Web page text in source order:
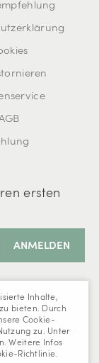
ersten
Daten umgeht,
.
Inhalte,
bieten. Durch
Cookie-
zu. Unter
Weitere Infos
Richtlinie.